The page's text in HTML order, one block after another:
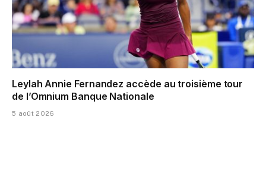
Leylah Annie Fernandez accède au troisième tour
de l’Omnium Banque Nationale
5 août 2026